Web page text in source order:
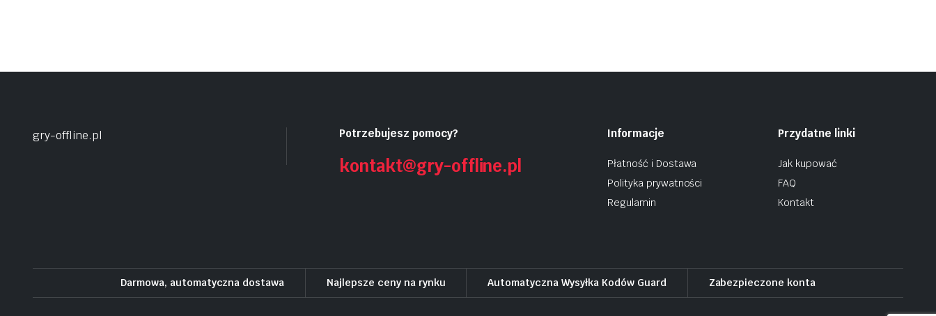
gry-offline.pl Potrzebujesz pomocy?
kontakt@gry-offline.pl
Informacje
Płatność i Dostawa
Polityka prywatności
Regulamin
Przydatne linki
Jak kupować
FAQ
Kontakt
Darmowa, automatyczna dostawa Najlepsze ceny na rynku Automatyczna Wysyłka Kodów Guard Zabezpieczone konta